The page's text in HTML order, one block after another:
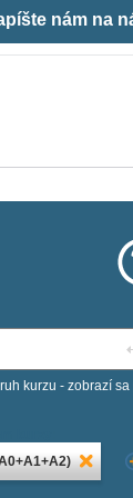
nám na
kurzu - zobrazí